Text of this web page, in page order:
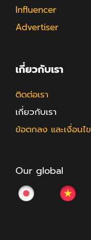
Influencer
Advertiser
เกี่ยวกับเรา
ติดต่อเรา
เกี่ยวกับเรา
ข้อตกลง และเงื่อนไข
Our global